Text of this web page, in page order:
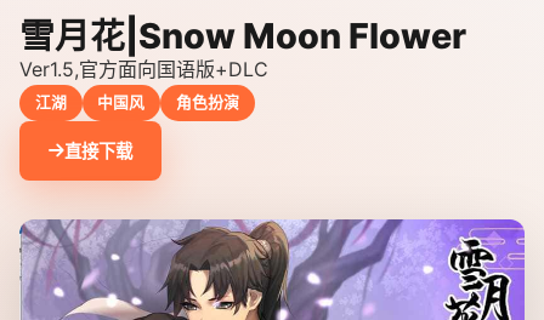
雪月花|Snow Moon Flower
Ver1.5,官方面向国语版+DLC
江湖 中国风 角色扮演
直接下载